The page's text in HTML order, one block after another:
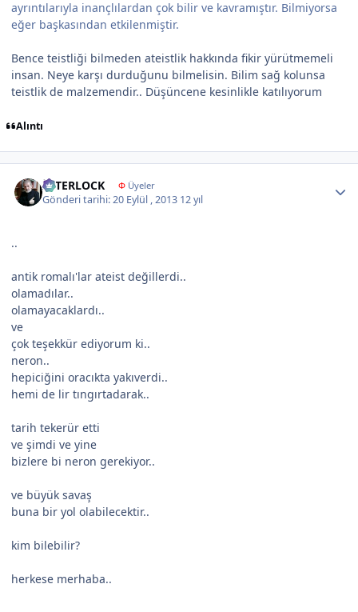
ayrıntılarıyla inançlılardan çok bilir ve kavramıştır. Bilmiyorsa
eğer başkasından etkilenmiştir.
Bence teistliği bilmeden ateistlik hakkında fikir yürütmemeli
insan. Neye karşı durduğunu bilmelisin. Bilim sağ kolunsa
teistlik de malzemendir.. Düşüncene kesinlikle katılıyorum
Alıntı
İNTERLOCK ΦÜyeler
Gönderi tarihi:20 Eylül , 2013 12 yıl
..
antik romalı'lar ateist değillerdi..
olamadılar..
olamayacaklardı..
ve
çok teşekkür ediyorum ki..
neron..
hepiciğini oracıkta yakıverdi..
hemi de lir tıngırtadarak..
tarih tekerür etti
ve şimdi ve yine
bizlere bi neron gerekiyor..
ve büyük savaş
buna bir yol olabilecektir..
kim bilebilir?
herkese merhaba..